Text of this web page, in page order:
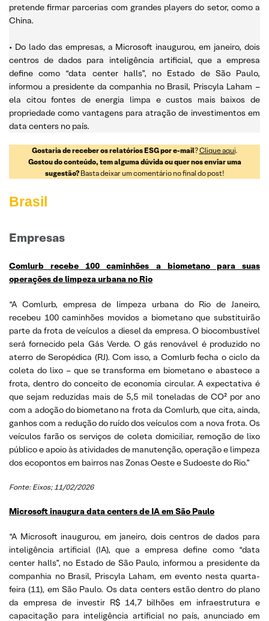
pretende firmar parcerias com grandes players do setor, como a
China.
• Do lado das empresas, a Microsoft inaugurou, em janeiro, dois
centros de dados para inteligência artificial, que a empresa
define como “data center halls”, no Estado de São Paulo,
informou a presidente da companhia no Brasil, Priscyla Laham –
ela citou fontes de energia limpa e custos mais baixos de
propriedade como vantagens para atração de investimentos em
data centers no país.
Gostaria de receber os relatórios ESG por e-mail?Clique aqui.
Gostou do conteúdo, tem alguma dúvida ou quer nos enviar uma
sugestão?Basta deixar um comentário no final do post!
Brasil
Empresas
Comlurb recebe 100 caminhões a biometano para suas
operações de limpeza urbana no Rio
“A Comlurb, empresa de limpeza urbana do Rio de Janeiro,
recebeu 100 caminhões movidos a biometano que substituirão
parte da frota de veículos a diesel da empresa. O biocombustível
será fornecido pela Gás Verde. O gás renovável é produzido no
aterro de Seropédica (RJ). Com isso, a Comlurb fecha o ciclo da
coleta do lixo – que se transforma em biometano e abastece a
frota, dentro do conceito de economia circular. A expectativa é
que sejam reduzidas mais de 5,5 mil toneladas de CO² por ano
com a adoção do biometano na frota da Comlurb, que cita, ainda,
ganhos com a redução do ruído dos veículos com a nova frota. Os
veículos farão os serviços de coleta domiciliar, remoção de lixo
público e apoio às atividades de manutenção, operação e limpeza
dos ecopontos em bairros nas Zonas Oeste e Sudoeste do Rio.”
Fonte: Eixos; 11/02/2026
Microsoft inaugura data centers de IA em São Paulo
“A Microsoft inaugurou, em janeiro, dois centros de dados para
inteligência artificial (IA), que a empresa define como “data
center halls”, no Estado de São Paulo, informou a presidente da
companhia no Brasil, Priscyla Laham, em evento nesta quarta-
feira (11), em São Paulo. Os data centers estão dentro do plano
da empresa de investir R$ 14,7 bilhões em infraestrutura e
capacitação para inteligência artificial no país, anunciado em